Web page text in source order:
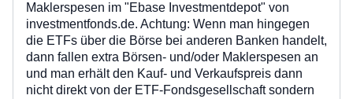
Maklerspesen im "Ebase Investmentdepot" von
investmentfonds.de. Achtung: Wenn man hingegen
die ETFs über die Börse bei anderen Banken handelt,
dann fallen extra Börsen- und/oder Maklerspesen an
und man erhält den Kauf- und Verkaufspreis dann
nicht direkt von der ETF-Fondsgesellschaft sondern